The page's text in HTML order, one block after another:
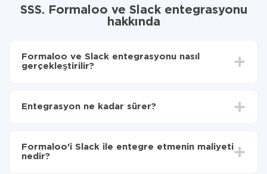
SSS. Formaloo ve Slack entegrasyonu
hakkında
Formaloo ve Slack entegrasyonu nasıl
gerçekleştirilir?
seçin
aktarılacaktır.
Entegrasyon ne kadar sürer?
olarak, 10-15 dakika sürer.
Formaloo'i Slack ile entegre etmenin maliyeti
nedir?